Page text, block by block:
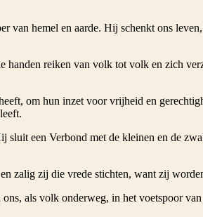
van hemel en aarde. Hij schenkt ons
handen reiken van volk tot volk en zich
om hun inzet voor vrijheid en
sluit een Verbond met de kleinen en de
zalig zij die vrede stichten, want zij
als volk onderweg, in het voetspoor van